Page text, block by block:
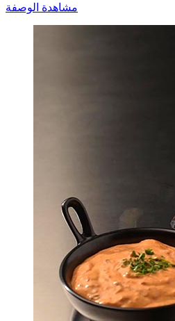
مشاهدة الوصفة